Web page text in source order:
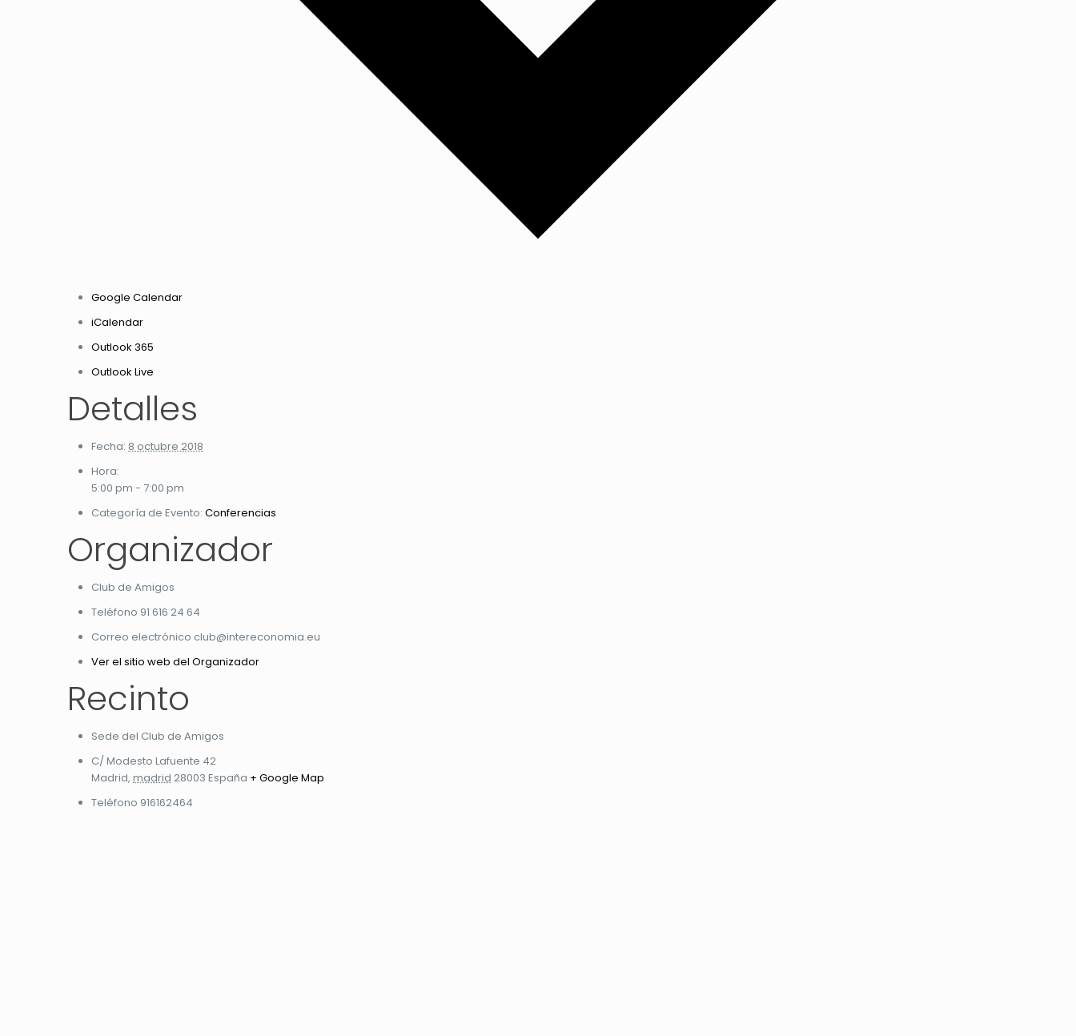
Google Calendar
iCalendar
Outlook 365
Outlook Live
Detalles
Fecha: 8 octubre 2018
Hora:
5:00 pm - 7:00 pm
Categoría de Evento: Conferencias
Organizador
Club de Amigos
Teléfono 91 616 24 64
Correo electrónico club@intereconomia.eu
Ver el sitio web del Organizador
Recinto
Sede del Club de Amigos
C/ Modesto Lafuente 42
Madrid, madrid 28003 España + Google Map
Teléfono 916162464